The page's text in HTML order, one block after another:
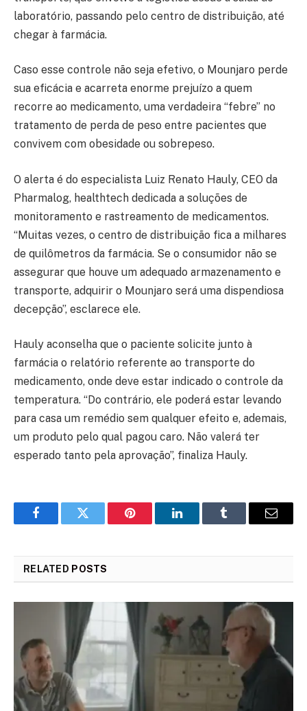
laboratório, passando pelo centro de distribuição, até
chegar à farmácia.
Caso esse controle não seja efetivo, o Mounjaro perde
sua eficácia e acarreta enorme prejuízo a quem
recorre ao medicamento, uma verdadeira “febre” no
tratamento de perda de peso entre pacientes que
convivem com obesidade ou sobrepeso.
O alerta é do especialista Luiz Renato Hauly, CEO da
Pharmalog, healthtech dedicada a soluções de
monitoramento e rastreamento de medicamentos.
“Muitas vezes, o centro de distribuição fica a milhares
de quilômetros da farmácia. Se o consumidor não se
assegurar que houve um adequado armazenamento e
transporte, adquirir o Mounjaro será uma dispendiosa
decepção”, esclarece ele.
Hauly aconselha que o paciente solicite junto à
farmácia o relatório referente ao transporte do
medicamento, onde deve estar indicado o controle da
temperatura. “Do contrário, ele poderá estar levando
para casa um remédio sem qualquer efeito e, ademais,
um produto pelo qual pagou caro. Não valerá ter
esperado tanto pela aprovação”, finaliza Hauly.
FacebookTwitter Pinterest LinkedInTumblr Email
RELATED POSTS